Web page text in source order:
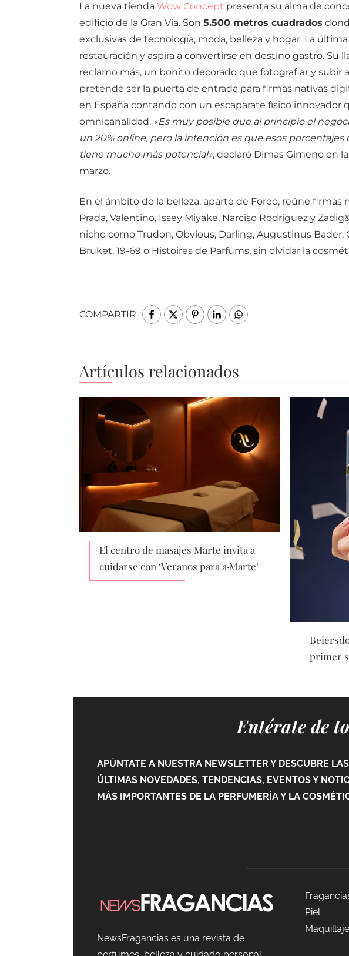
La nueva tienda Wow Concept presenta su alma de
edificio de la Gran Vía. Son 5.500 metros cuadrados
exclusivas de tecnología, moda, belleza y hogar. La
restauración y aspira a convertirse en destino gastro. Su
reclamo más, un bonito decorado que fotografiar y subir
pretende ser la puerta de entrada para firmas nativas
en España contando con un escaparate físico innovador
omnicanalidad. «Es muy posible que al principio el
un 20% online, pero la intención es que esos
tiene mucho más potencial», declaró Dimas Gimeno en
marzo.
En el ámbito de la belleza, aparte de Foreo, reúne firmas
Prada, Valentino, Issey Miyake, Narciso Rodriguez y
nicho como Trudon, Obvious, Darling, Augustinus Bader,
Bruket, 19-69 o Histoires de Parfums, sin olvidar la
COMPARTIR
Artículos relacionados
El centro de masajes Marte invita a
cuidarse con ‘Veranos para a·Marte’
primer
Entérate de
APÚNTATE A NUESTRA NEWSLETTER Y DESCUBRE LAS
ÚLTIMAS NOVEDADES, TENDENCIAS, EVENTOS Y
MÁS IMPORTANTES DE LA PERFUMERÍA Y LA
NewsFragancias es una revista de
Piel
Maquillaje